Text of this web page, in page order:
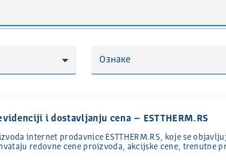
Ознаке
i dostavljanju cena – ESTTHERM.RS
internet prodavnice ESTTHERM.RS, koje se
redovne cene proizvoda, akcijske cene, trenutne